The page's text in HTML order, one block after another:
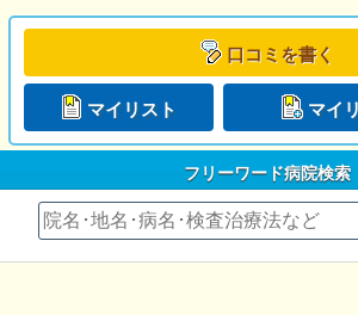
口コミを書く
マイリスト マイ
フリーワード病院検索